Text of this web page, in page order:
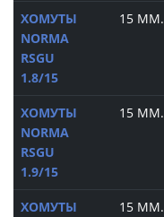
ХОМУТЫ
NORMA
RSGU
1.8/15
15 ММ.
ХОМУТЫ
NORMA
RSGU
1.9/15
15 ММ.
ХОМУТЫ
15 ММ.